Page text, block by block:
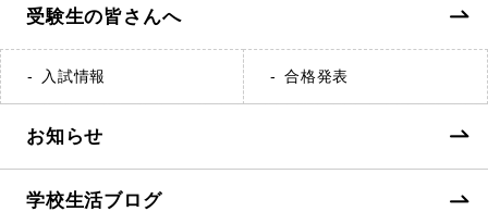
受験生の皆さんへ
入試情報 合格発表
お知らせ
学校生活ブログ